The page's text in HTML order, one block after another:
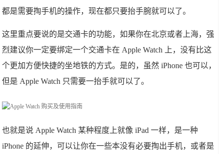
都是需要掏手机的操作，现在都只要抬手腕就可以了。
这里重点要说的是交通卡的功能，如果你在北京或者上海，强
烈建议你一定要绑定一个交通卡在 Apple Watch 上，没有比这
个更加方便快捷的坐地铁的方式。是的，虽然 iPhone 也可以，
但是 Apple Watch 只需要一抬手就可以了。
也就是说 Apple Watch 某种程度上就像 iPad 一样，是一种
iPhone 的延伸，可以让你在一些本没有必要掏出手机，或者是